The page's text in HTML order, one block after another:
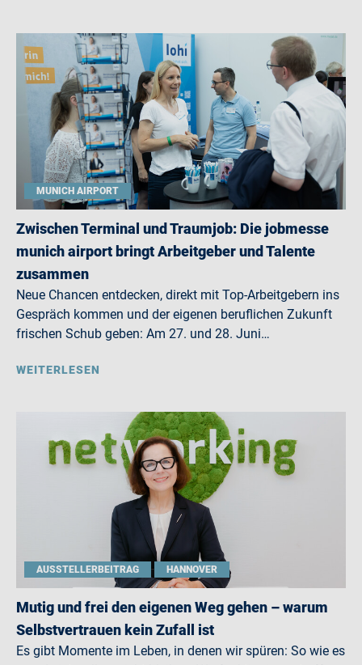
MUNICH AIRPORT
Zwischen Terminal und Traumjob: Die jobmesse
munich airport bringt Arbeitgeber und Talente
zusammen
Neue Chancen entdecken, direkt mit Top-Arbeitgebern ins
Gespräch kommen und der eigenen beruflichen Zukunft
frischen Schub geben: Am 27. und 28. Juni…
WEITERLESEN
AUSSTELLERBEITRAG HANNOVER
Mutig und frei den eigenen Weg gehen – warum
Selbstvertrauen kein Zufall ist
Es gibt Momente im Leben, in denen wir spüren: So wie es